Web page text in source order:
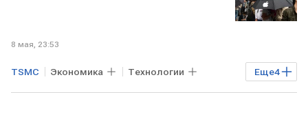
8 мая, 23:53
Еще4
TSMC Экономика Технологии
США Калифорния Дональд Трамп